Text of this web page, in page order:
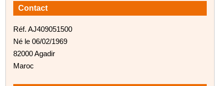
Contact
Réf. AJ409051500
Né le 06/02/1969
82000 Agadir
Maroc